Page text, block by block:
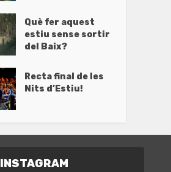
Què fer aquest
estiu sense sortir
del Baix?
Recta final de les
Nits d’Estiu!
INSTAGRAM